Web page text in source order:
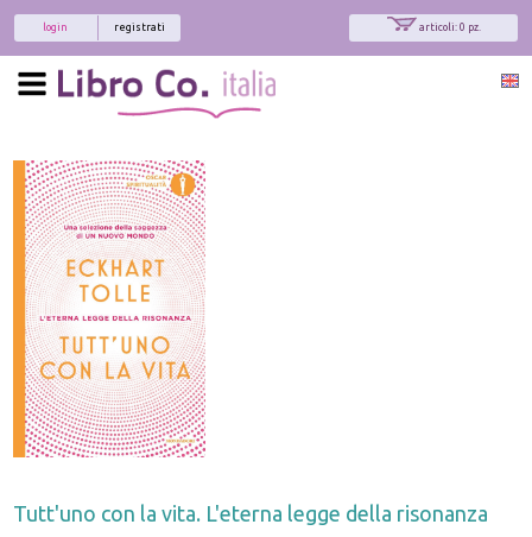
articoli: 0 pz.
registrati
login
Tutt'uno con la vita. L'eterna legge della risonanza